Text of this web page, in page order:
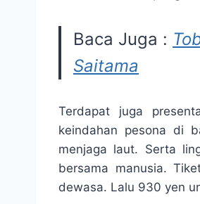
Baca Juga :
Saitama
Terdapat juga
keindahan pesona di
menjaga laut. Serta
bersama manusia.
dewasa. Lalu 930 yen